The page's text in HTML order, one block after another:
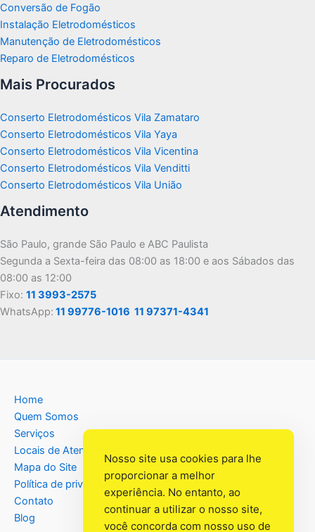
Conversão de Fogão
Instalação Eletrodomésticos
Manutenção de Eletrodomésticos
Reparo de Eletrodomésticos
Mais Procurados
Conserto Eletrodomésticos Vila Zamataro
Conserto Eletrodomésticos Vila Yaya
Conserto Eletrodomésticos Vila Vicentina
Conserto Eletrodomésticos Vila Venditti
Conserto Eletrodomésticos Vila União
Atendimento
São Paulo, grande São Paulo e ABC Paulista
Segunda a Sexta-feira das 08:00 as 18:00 e aos Sábados das
08:00 as 12:00
Fixo: 11 3993-2575
WhatsApp: 11 99776-1016 11 97371-4341
Home
Quem Somos
Serviços
Locais de Atendimento
Mapa do Site
Política de privacidade
Contato
Blog
Nosso site usa cookies para lhe
proporcionar a melhor
experiência. No entanto, ao
continuar a utilizar o nosso site,
você concorda com nosso uso de